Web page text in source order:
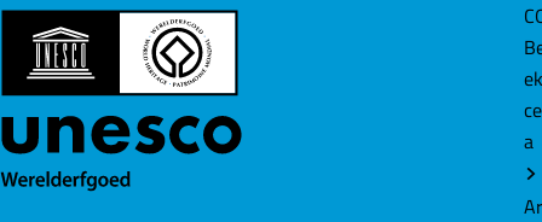
a
n
a
o
p
F
a
n
p
L
i
n
a
o
p
W